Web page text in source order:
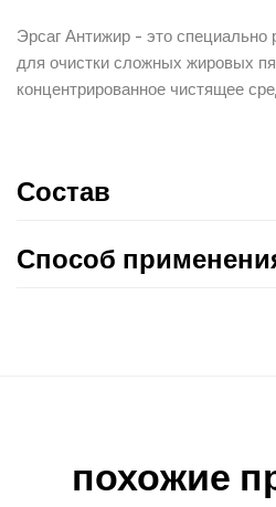
Эрсаг Антижир - это специально
для очистки сложных жировых
концентрированное чистящее
Состав
Способ
похожие